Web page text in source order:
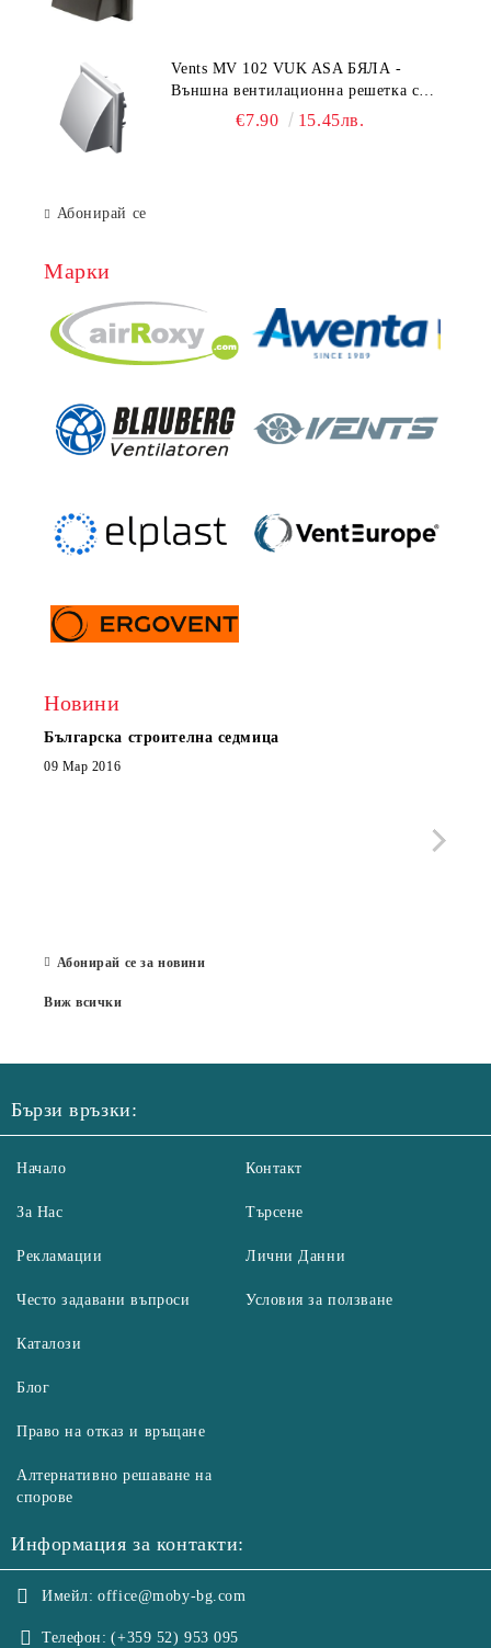
Vents MV 102 VUK ASA БЯЛА -
Външна вентилационна решетка с
гравитачна клапа Ø 100, Ø 125,
€7.90 15.45лв.
Абонирай се
Марки
Новини
Българска строителна седмица
09 Мар 2016
Абонирай се за новини
Виж всички
Бързи връзки:
Начало
За Нас
Рекламации
Често задавани въпроси
Контакт
Търсене
Лични Данни
Условия за ползване
Каталози
Блог
Право на отказ и връщане
Алтернативно решаване на
спорове
Информация за контакти:
Имейл: office@moby-bg.com
Телефон: (+359 52) 953 095